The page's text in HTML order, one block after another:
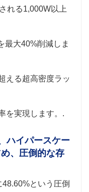
れる1,000W以上
最大40%削減しま
える超高密度ラッ
を実現します。.
ハイパースケー
、圧倒的な存
という圧倒